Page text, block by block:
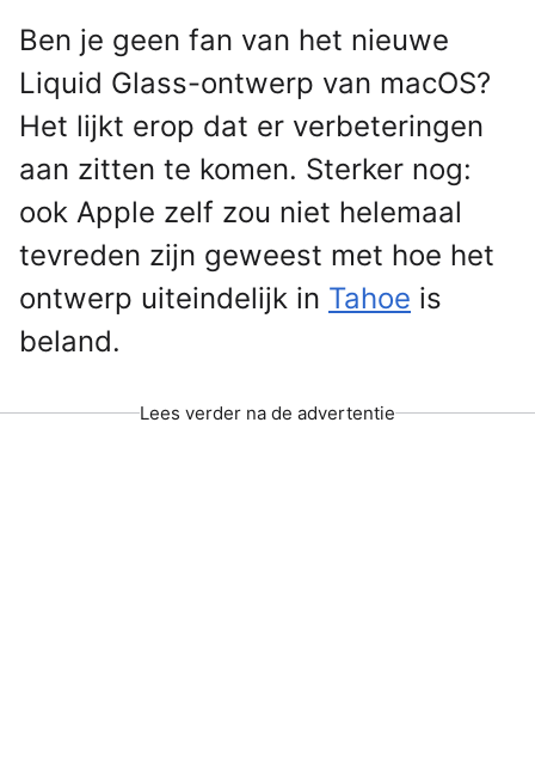
Ben je geen fan van het nieuwe
Liquid Glass-ontwerp van macOS?
Het lijkt erop dat er verbeteringen
aan zitten te komen. Sterker nog:
ook Apple zelf zou niet helemaal
tevreden zijn geweest met hoe het
ontwerp uiteindelijk in Tahoe is
beland.
Lees verder na de advertentie